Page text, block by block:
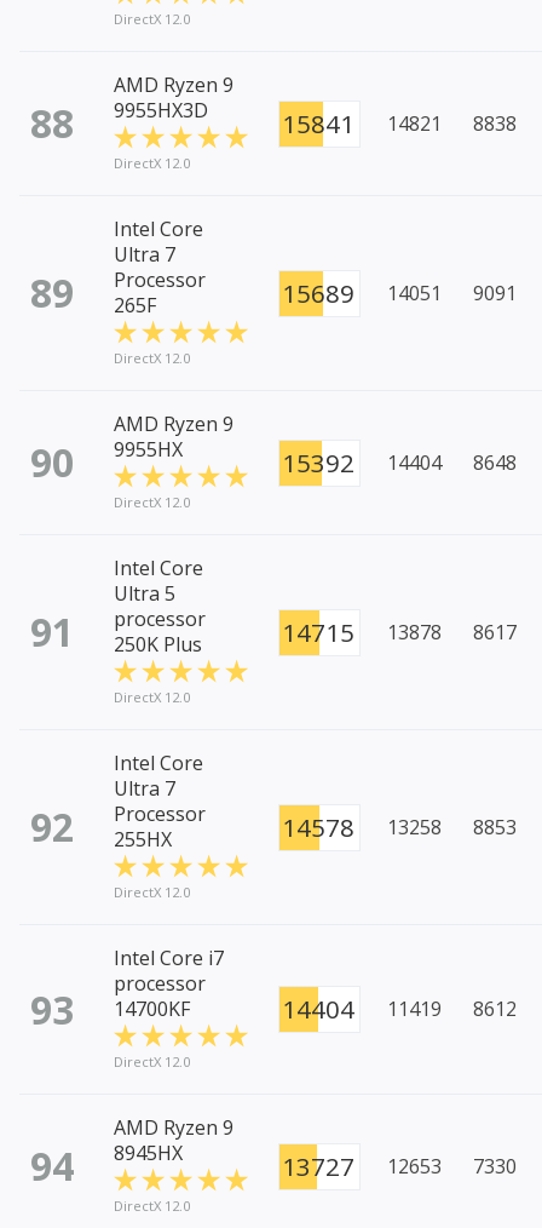
DirectX 12.0
88
AMD Ryzen 9
9955HX3D
DirectX 12.0
15841 14821 8838
89
Intel Core
Ultra 7
Processor
265F
DirectX 12.0
15689 14051 9091
90
AMD Ryzen 9
9955HX
DirectX 12.0
15392 14404 8648
91
Intel Core
Ultra 5
processor
250K Plus
DirectX 12.0
14715 13878 8617
92
Intel Core
Ultra 7
Processor
255HX
DirectX 12.0
14578 13258 8853
93
Intel Core i7
processor
14700KF
DirectX 12.0
14404 11419 8612
94
AMD Ryzen 9
8945HX
DirectX 12.0
13727 12653 7330